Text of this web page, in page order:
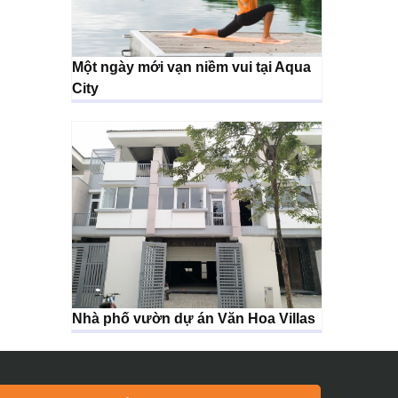
Một ngày mới vạn niềm vui tại Aqua
City
Nhà phố vườn dự án Văn Hoa Villas